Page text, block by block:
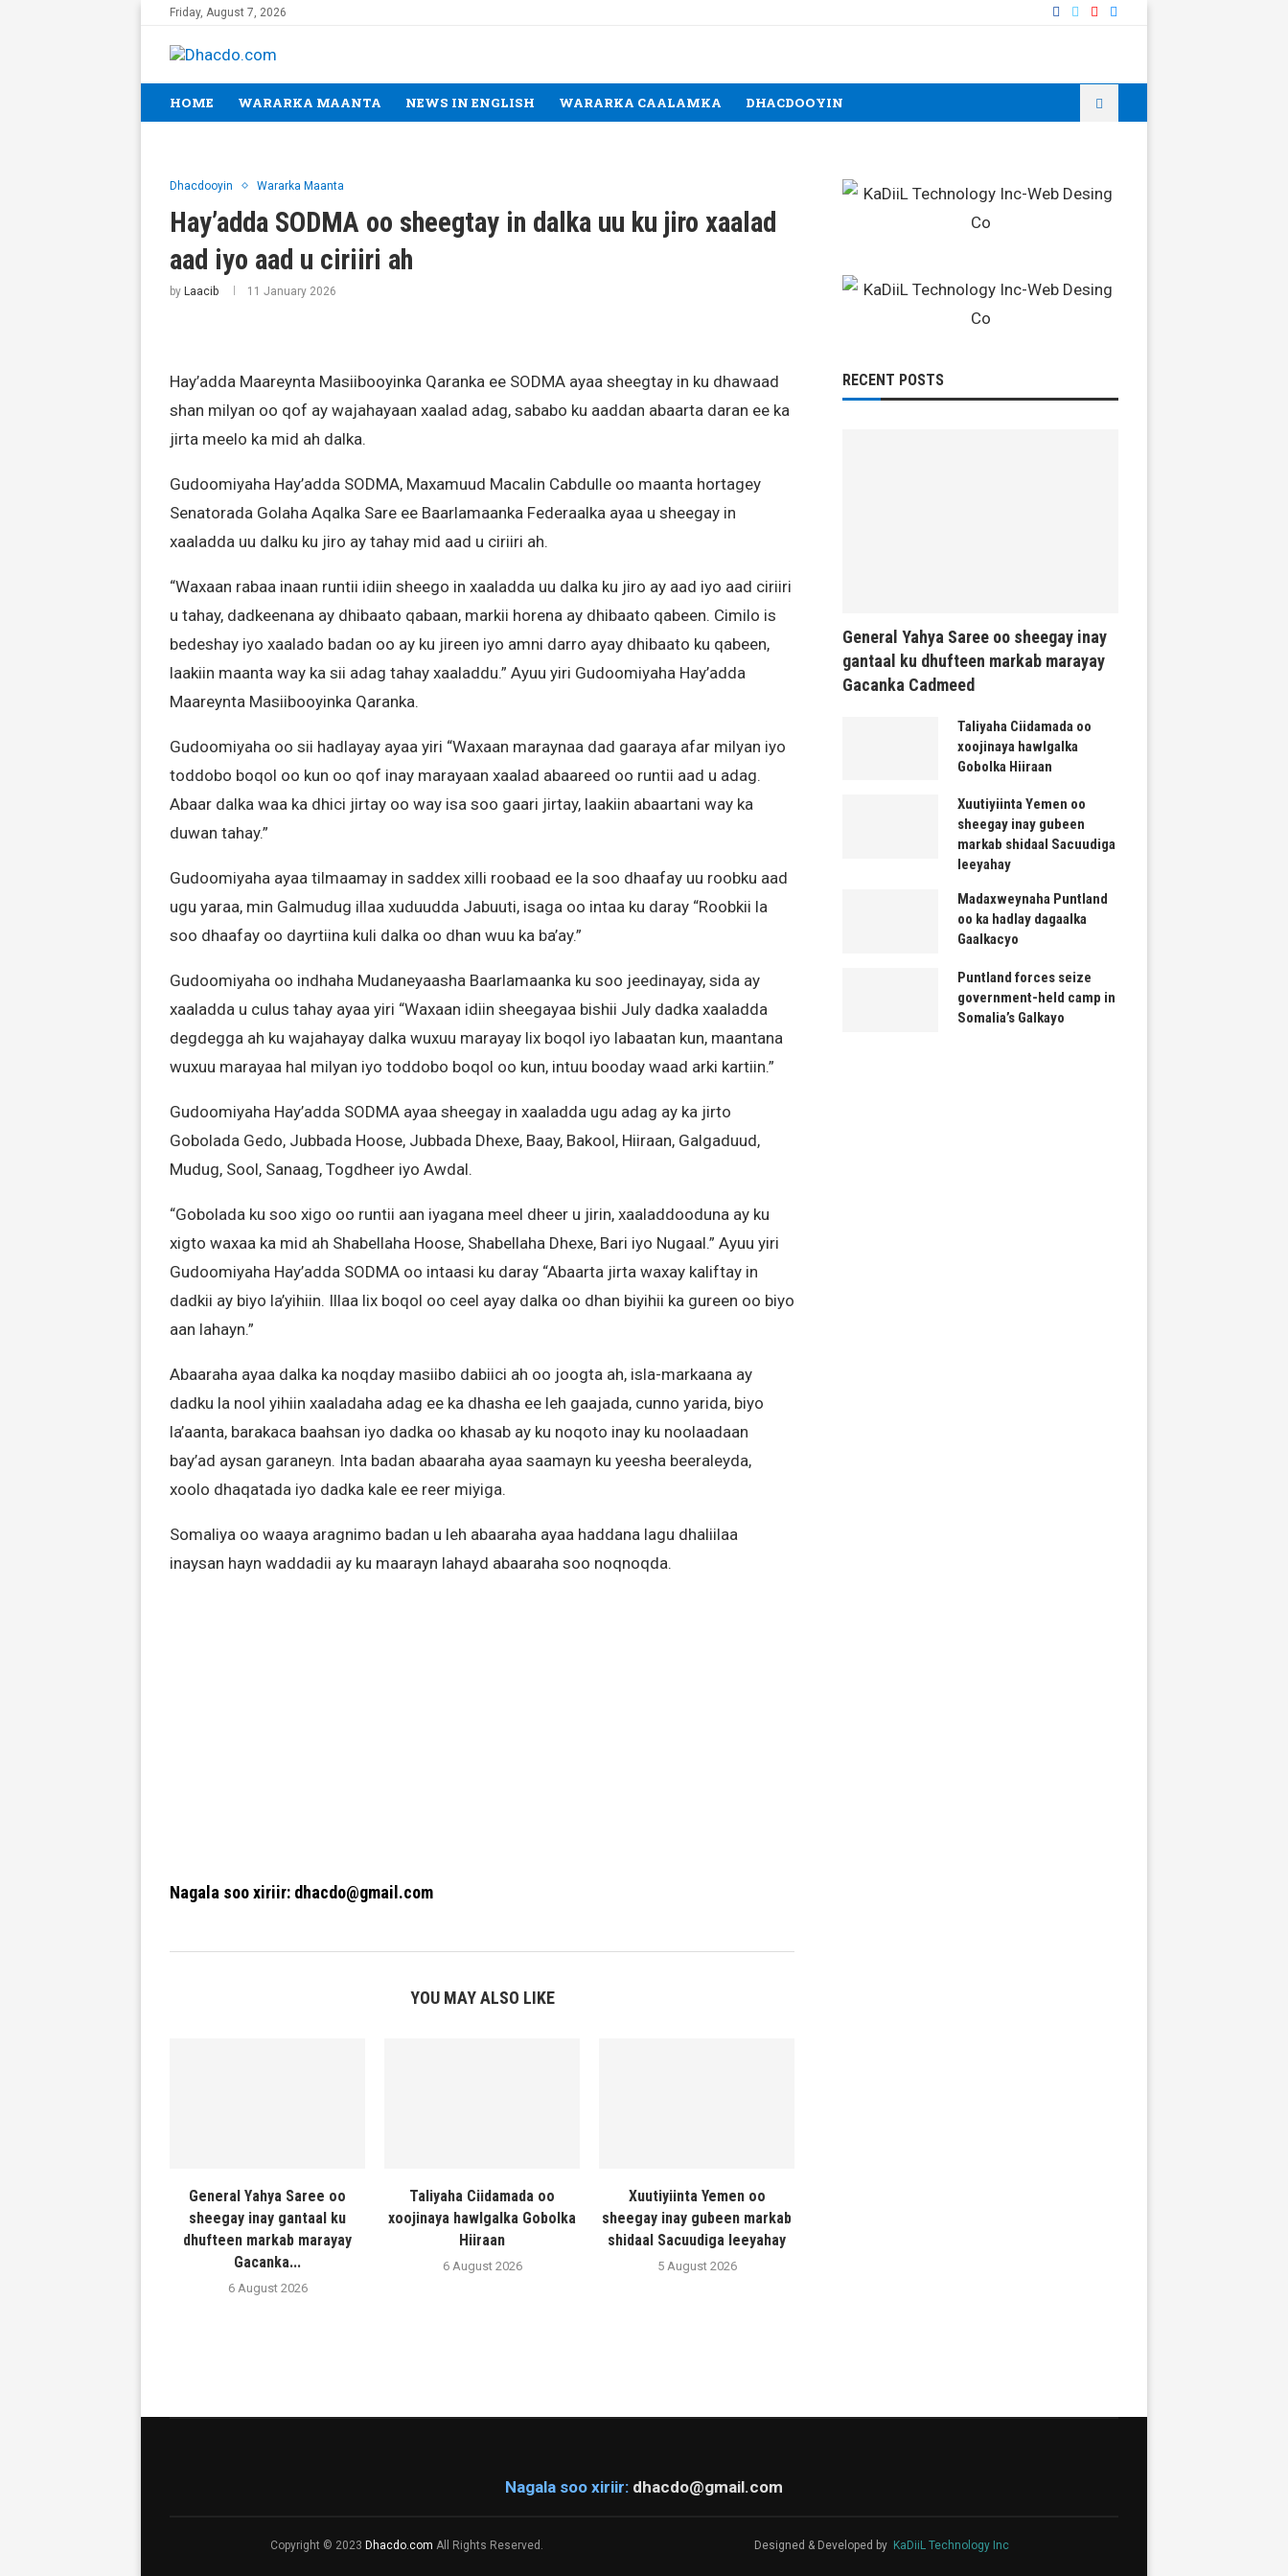
Friday, August 7, 2026
HOME WARARKA MAANTA NEWS IN ENGLISH WARARKA CAALAMKA DHACDOOYIN
Dhacdooyin Wararka Maanta
Hay’adda SODMA oo sheegtay in dalka uu ku jiro xaalad
aad iyo aad u ciriiri ah
by Laacib 11 January 2026
Hay’adda Maareynta Masiibooyinka Qaranka ee SODMA ayaa sheegtay in ku dhawaad
shan milyan oo qof ay wajahayaan xaalad adag, sababo ku aaddan abaarta daran ee ka
jirta meelo ka mid ah dalka.
Gudoomiyaha Hay’adda SODMA, Maxamuud Macalin Cabdulle oo maanta hortagey
Senatorada Golaha Aqalka Sare ee Baarlamaanka Federaalka ayaa u sheegay in
xaaladda uu dalku ku jiro ay tahay mid aad u ciriiri ah.
“Waxaan rabaa inaan runtii idiin sheego in xaaladda uu dalka ku jiro ay aad iyo aad ciriiri
u tahay, dadkeenana ay dhibaato qabaan, markii horena ay dhibaato qabeen. Cimilo is
bedeshay iyo xaalado badan oo ay ku jireen iyo amni darro ayay dhibaato ku qabeen,
laakiin maanta way ka sii adag tahay xaaladdu.” Ayuu yiri Gudoomiyaha Hay’adda
Maareynta Masiibooyinka Qaranka.
Gudoomiyaha oo sii hadlayay ayaa yiri “Waxaan maraynaa dad gaaraya afar milyan iyo
toddobo boqol oo kun oo qof inay marayaan xaalad abaareed oo runtii aad u adag.
Abaar dalka waa ka dhici jirtay oo way isa soo gaari jirtay, laakiin abaartani way ka
duwan tahay.”
Gudoomiyaha ayaa tilmaamay in saddex xilli roobaad ee la soo dhaafay uu roobku aad
ugu yaraa, min Galmudug illaa xuduudda Jabuuti, isaga oo intaa ku daray “Roobkii la
soo dhaafay oo dayrtiina kuli dalka oo dhan wuu ka ba’ay.”
Gudoomiyaha oo indhaha Mudaneyaasha Baarlamaanka ku soo jeedinayay, sida ay
xaaladda u culus tahay ayaa yiri “Waxaan idiin sheegayaa bishii July dadka xaaladda
degdegga ah ku wajahayay dalka wuxuu marayay lix boqol iyo labaatan kun, maantana
wuxuu marayaa hal milyan iyo toddobo boqol oo kun, intuu booday waad arki kartiin.”
Gudoomiyaha Hay’adda SODMA ayaa sheegay in xaaladda ugu adag ay ka jirto
Gobolada Gedo, Jubbada Hoose, Jubbada Dhexe, Baay, Bakool, Hiiraan, Galgaduud,
Mudug, Sool, Sanaag, Togdheer iyo Awdal.
“Gobolada ku soo xigo oo runtii aan iyagana meel dheer u jirin, xaaladdooduna ay ku
xigto waxaa ka mid ah Shabellaha Hoose, Shabellaha Dhexe, Bari iyo Nugaal.” Ayuu yiri
Gudoomiyaha Hay’adda SODMA oo intaasi ku daray “Abaarta jirta waxay kaliftay in
dadkii ay biyo la’yihiin. Illaa lix boqol oo ceel ayay dalka oo dhan biyihii ka gureen oo biyo
aan lahayn.”
Abaaraha ayaa dalka ka noqday masiibo dabiici ah oo joogta ah, isla-markaana ay
dadku la nool yihiin xaaladaha adag ee ka dhasha ee leh gaajada, cunno yarida, biyo
la’aanta, barakaca baahsan iyo dadka oo khasab ay ku noqoto inay ku noolaadaan
bay’ad aysan garaneyn. Inta badan abaaraha ayaa saamayn ku yeesha beeraleyda,
xoolo dhaqatada iyo dadka kale ee reer miyiga.
Somaliya oo waaya aragnimo badan u leh abaaraha ayaa haddana lagu dhaliilaa
inaysan hayn waddadii ay ku maarayn lahayd abaaraha soo noqnoqda.
Nagala soo xiriir: dhacdo@gmail.com
YOU MAY ALSO LIKE
General Yahya Saree oo
sheegay inay gantaal ku
dhufteen markab marayay
Gacanka...
6 August 2026
Taliyaha Ciidamada oo
xoojinaya hawlgalka Gobolka
Hiiraan
6 August 2026
Xuutiyiinta Yemen oo
sheegay inay gubeen markab
shidaal Sacuudiga leeyahay
5 August 2026
RECENT POSTS
General Yahya Saree oo sheegay inay
gantaal ku dhufteen markab marayay
Gacanka Cadmeed
Taliyaha Ciidamada oo
xoojinaya hawlgalka
Gobolka Hiiraan
Xuutiyiinta Yemen oo
sheegay inay gubeen
markab shidaal Sacuudiga
leeyahay
Madaxweynaha Puntland
oo ka hadlay dagaalka
Gaalkacyo
Puntland forces seize
government-held camp in
Somalia’s Galkayo
Nagala soo xiriir: dhacdo@gmail.com
Copyright © 2023 Dhacdo.com All Rights Reserved. Designed & Developed by KaDiiL Technology Inc